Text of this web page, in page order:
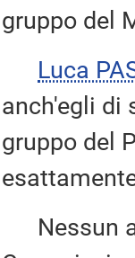
gruppo del
Luca
anch'egli di
gruppo del
Nessun